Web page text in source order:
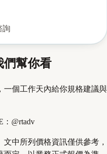
詢
們幫你看
一個工作天內給你規格建議與
@rtadv
中所列價格資訊僅供參考，